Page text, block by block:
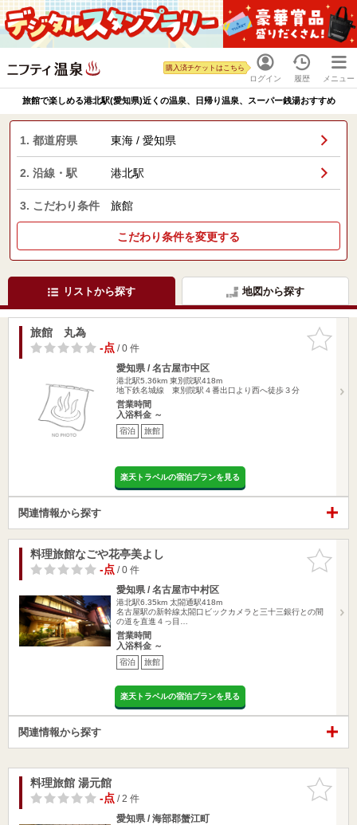
ログイン
購入済チケットはこちら
履歴 メニュー
旅館で楽しめる港北駅(愛知県)近くの温泉、日帰り温泉、スーパー銭湯おすすめ
1. 都道府県 東海 / 愛知県
2. 沿線・駅 港北駅
3. こだわり条件 旅館
こだわり条件を変更する
リストから探す 地図から探す
お気に入
りに追加
旅館 丸為
-点/ 0 件
愛知県 / 名古屋市中区
港北駅5.36km 東別院駅418m
地下鉄名城線 東別院駅４番出口より西へ徒歩３分
営業時間
入浴料金 ～
宿泊 旅館
楽天トラベルの宿泊プランを見る
関連情報から探す
お気に入
りに追加
料理旅館なごや花亭美よし
-点/ 0 件
愛知県 / 名古屋市中村区
港北駅6.35km 太閤通駅418m
名古屋駅の新幹線太閤口ビックカメラと三十三銀行との間
の道を直進４っ目…
営業時間
入浴料金 ～
宿泊 旅館
楽天トラベルの宿泊プランを見る
関連情報から探す
お気に入
りに追加
料理旅館 湯元館
-点/ 2 件
愛知県 / 海部郡蟹江町